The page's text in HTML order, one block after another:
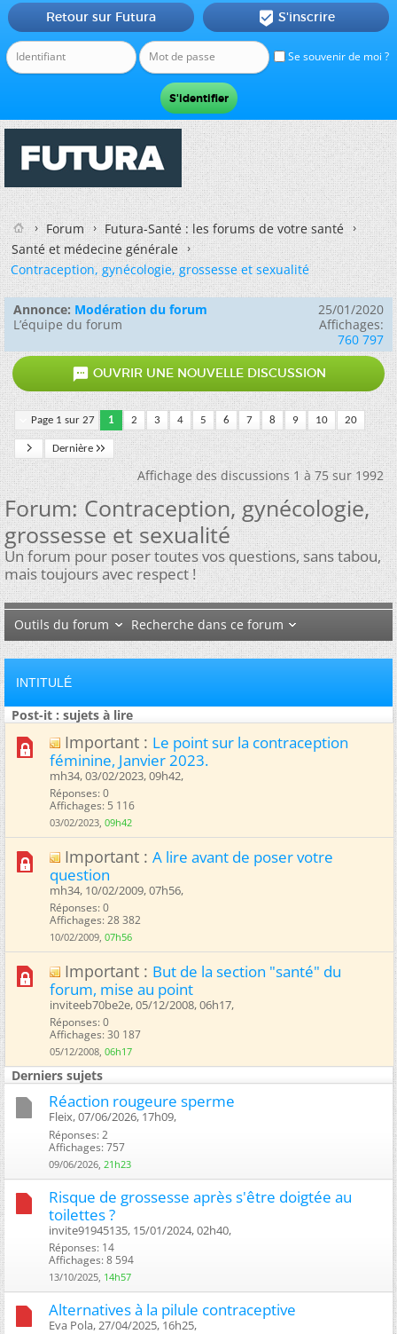
Se souvenir de moi ?
Retour sur Futura  S'inscrire
Forum
Futura-Santé : les forums de votre santé
Santé et médecine générale
Contraception, gynécologie, grossesse et sexualité
Annonce: Modération du forum
L’équipe du forum
25/01/2020
Affichages:
760 797
 OUVRIR UNE NOUVELLE DISCUSSION
Page 1 sur 27 1 2 3 4 5 6 7 8 9 10 20
Dernière
Affichage des discussions 1 à 75 sur 1992
Forum:Contraception, gynécologie,
grossesse et sexualité
Un forum pour poser toutes vos questions, sans tabou,
mais toujours avec respect !
Outils du forum Recherche dans ce forum
INTITULÉ
Post-it : sujets à lire
Important : Le point sur la contraception
féminine, Janvier 2023.
mh34, 03/02/2023, 09h42, ‎
Réponses: 0
Affichages: 5 116
03/02/2023, 09h42
Important : A lire avant de poser votre
question
mh34, 10/02/2009, 07h56, ‎
Réponses: 0
Affichages: 28 382
10/02/2009, 07h56
Important : But de la section "santé" du
forum, mise au point
inviteeb70be2e, 05/12/2008, 06h17, ‎
Réponses: 0
Affichages: 30 187
05/12/2008, 06h17
Derniers sujets
Réaction rougeure sperme
Fleix, 07/06/2026, 17h09, ‎
Réponses: 2
Affichages: 757
09/06/2026, 21h23
Risque de grossesse après s'être doigtée au
toilettes ?
invite91945135, 15/01/2024, 02h40, ‎
Réponses: 14
Affichages: 8 594
13/10/2025, 14h57
Alternatives à la pilule contraceptive
Eva Pola, 27/04/2025, 16h25, ‎